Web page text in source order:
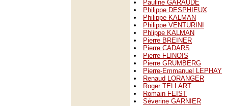
Pauline GARAUDE
Philippe DESPHIEUX
Philippe KALMAN
Philippe VENTURINI
Phlippe KALMAN
Pierre BREINER
Pierre CADARS
Pierre FLINOIS
Pierre GRUMBERG
Pierre-Emmanuel LEPHAY
Renaud LORANGER
Roger TELLART
Romain FEIST
Séverine GARNIER